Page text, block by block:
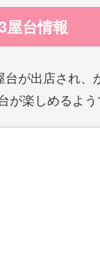
屋台情報
が出店され、
楽しめるよう